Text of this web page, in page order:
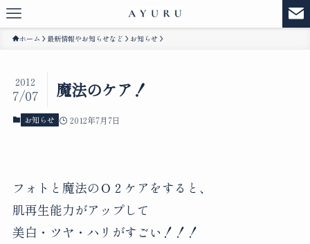
ホーム 最新情報やお知らせなど お知らせ
魔法のケア！
2012
7/07
お知らせ 2012年7月7日
フォトと魔法のＯ２ケアをすると、
肌再生能力がアップして
美白・ツヤ・ハリがすごい！！！